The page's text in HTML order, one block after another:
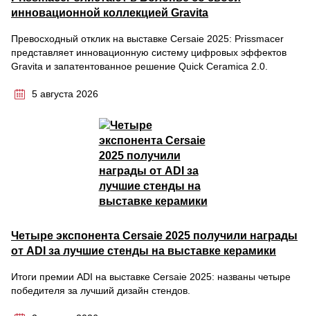
инновационной коллекцией Gravita
Превосходный отклик на выставке Cersaie 2025: Prissmacer
представляет инновационную систему цифровых эффектов
Gravita и запатентованное решение Quick Ceramica 2.0.
5 августа 2026
Четыре экспонента Cersaie 2025 получили награды
от ADI за лучшие стенды на выставке керамики
Итоги премии ADI на выставке Cersaie 2025: названы четыре
победителя за лучший дизайн стендов.